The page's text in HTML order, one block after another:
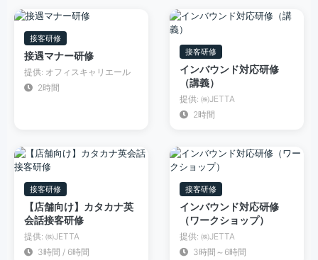
接客研修
接遇マナー研修
提供: オフィスキャリエール
2時間
接客研修
インバウンド対応研修
（講義）
提供: ㈱JETTA
2時間
接客研修
【店舗向け】カタカナ英
会話接客研修
提供: ㈱JETTA
3時間 / 6時間
接客研修
インバウンド対応研修
（ワークショップ）
提供: ㈱JETTA
3時間～6時間